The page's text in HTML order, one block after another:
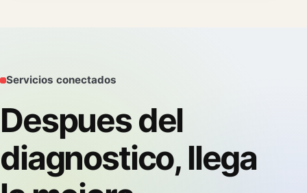
Servicios conectados
Despues del
diagnostico, llega